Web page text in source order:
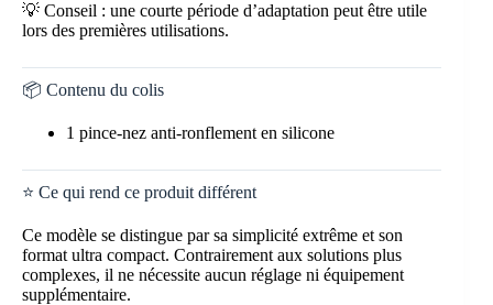
💡 Conseil : une courte période d’adaptation peut être utile
lors des premières utilisations.
📦 Contenu du colis
1 pince-nez anti-ronflement en silicone
⭐ Ce qui rend ce produit différent
Ce modèle se distingue par sa simplicité extrême et son
format ultra compact. Contrairement aux solutions plus
complexes, il ne nécessite aucun réglage ni équipement
supplémentaire.